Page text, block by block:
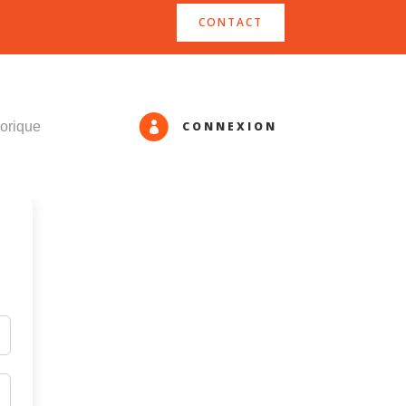
CONTACT
 CONNEXION